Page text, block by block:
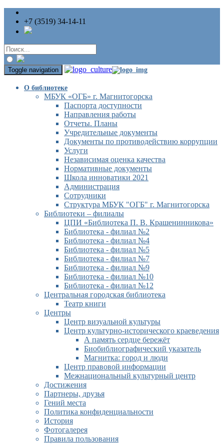
+7 (3519) 34-14-11
Toggle navigation
О библиотеке
МБУК «ОГБ» г. Магнитогорска
Паспорта доступности
Направления работы
Отчеты. Планы
Учредительные документы
Документы по противодействию коррупции
Услуги
Независимая оценка качества
Нормативные документы
Школа инноватики 2021
Администрация
Сотрудники
Структура МБУК "ОГБ" г. Магнитогорска
Библиотеки – филиалы
ЦПИ «Библиотека П. В. Крашенинникова»
Библиотека - филиал №2
Библиотека - филиал №4
Библиотека - филиал №5
Библиотека - филиал №7
Библиотека - филиал №9
Библиотека - филиал №10
Библиотека - филиал №12
Центральная городская библиотека
Театр книги
Центры
Центр визуальной культуры
Центр культурно-исторического краеведения
А память сердце бережёт
Биобиблиографический указатель
Магнитка: город и люди
Центр правовой информации
Межнациональный культурный центр
Достижения
Партнеры, друзья
Гений места
Политика конфиденциальности
История
Фотогалерея
Правила пользования